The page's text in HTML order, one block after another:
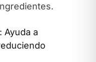
: Ayuda a